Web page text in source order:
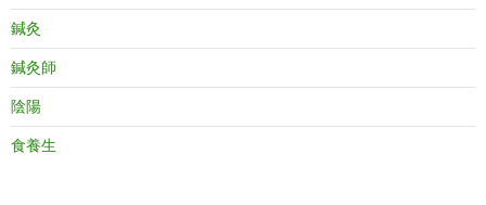
鍼灸
鍼灸師
陰陽
食養生